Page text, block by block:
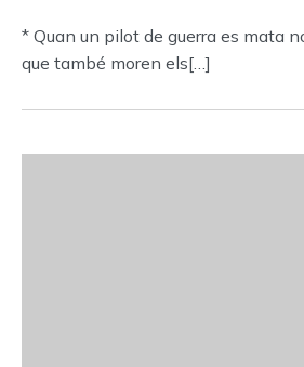
* Quan un pilot de guerra es mata
que també moren els[…]